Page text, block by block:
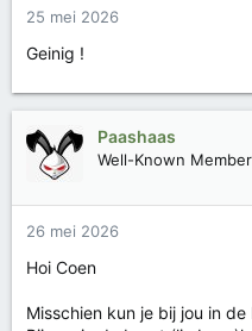
25 mei 2026
Geinig !
Paashaas
Well-Known Member
26 mei 2026
Hoi Coen
Misschien kun je bij jou in